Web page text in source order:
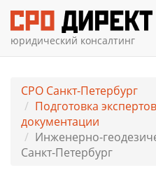
юридический консалтинг
СРО Санкт-Петербург
Подготовка
документации
Инженерно-
Санкт-Петербург